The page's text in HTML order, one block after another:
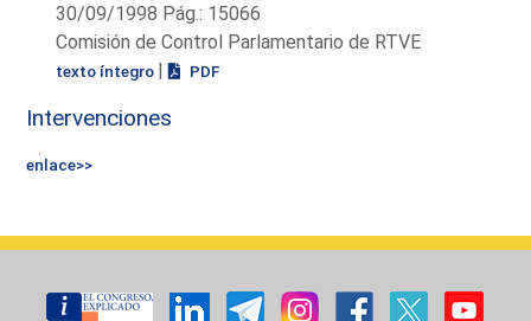
30/09/1998 Pág.: 15066
Comisión de Control Parlamentario de RTVE
texto íntegro | PDF
Intervenciones
enlace>>